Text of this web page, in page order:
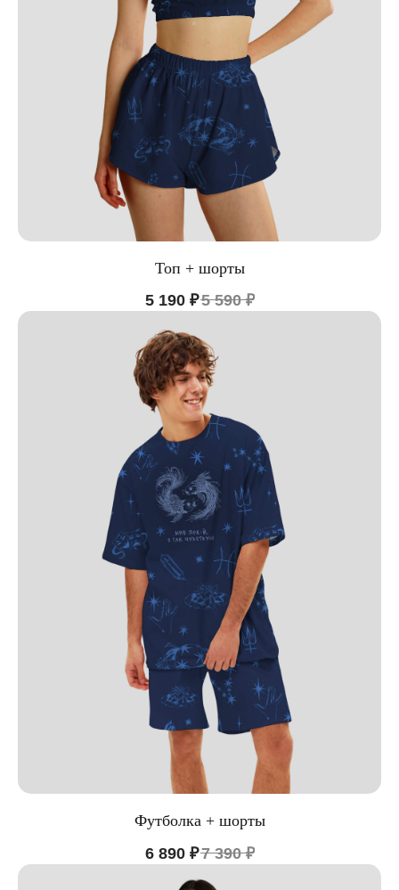
Топ + шорты
5 190 ₽5 590 ₽
Футболка + шорты
6 890 ₽7 390 ₽